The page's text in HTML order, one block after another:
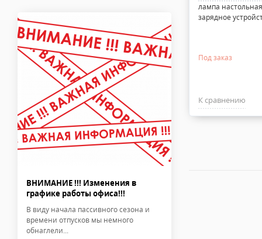
ВНИМАНИЕ !!! Изменения в
графике работы офиса!!!
В виду начала пассивного сезона и
времени отпусков мы немного
обнаглели...
лампа
зарядное
Под заказ
К сравнению